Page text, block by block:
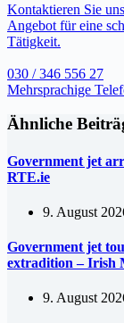
Kontaktieren Sie
Angebot für eine
Tätigkeit.
030 / 346 556 27
Mehrsprachige
Ähnliche
Government jet
RTE.ie
9. August
Government jet
extradition – Irish
9. August